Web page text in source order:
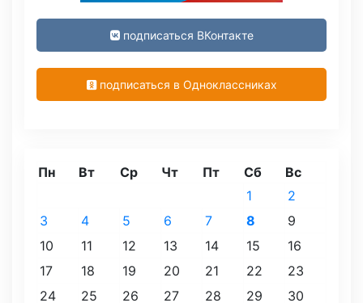
подписаться ВКонтакте
подписаться в Одноклассниках
Пн Вт Ср Чт Пт Сб
Вс
1
2
3
4 5 6 7 8
9
10
11 12 13 14 15
16
17
18 19 20 21 22
23
24
25 26 27 28 29 30